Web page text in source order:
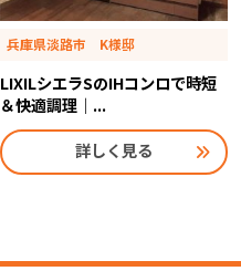
兵庫県淡路市 K様邸
LIXILシエラSのIHコンロで時短
＆快適調理｜...
詳しく見る